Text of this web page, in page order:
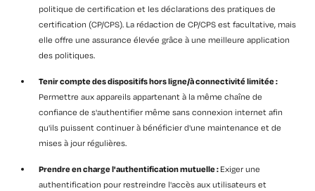
politique de certification et les déclarations des pratiques de
certification (CP/CPS). La rédaction de CP/CPS est facultative, mais
elle offre une assurance élevée grâce à une meilleure application
des politiques.
Tenir compte des dispositifs hors ligne/à connectivité limitée :
Permettre aux appareils appartenant à la même chaîne de
confiance de s'authentifier même sans connexion internet afin
qu'ils puissent continuer à bénéficier d'une maintenance et de
mises à jour régulières.
Prendre en charge l'authentification mutuelle : Exiger une
authentification pour restreindre l'accès aux utilisateurs et